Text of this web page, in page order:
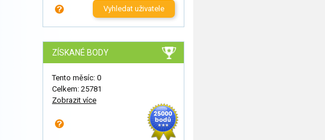
Vyhledat uživatele
ZÍSKANÉ BODY
Tento měsíc: 0
Celkem: 25781
Zobrazit více